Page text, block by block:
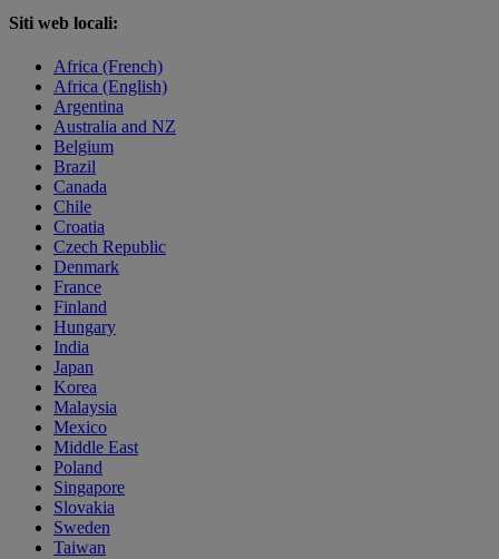
Siti web locali:
Africa (French)
Africa (English)
Argentina
Australia and NZ
Belgium
Brazil
Canada
Chile
Croatia
Czech Republic
Denmark
France
Finland
Hungary
India
Japan
Korea
Malaysia
Mexico
Middle East
Poland
Singapore
Slovakia
Sweden
Taiwan